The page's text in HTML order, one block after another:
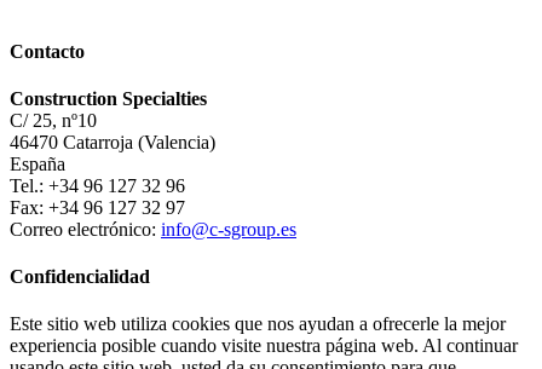
Contacto
Construction Specialties
C/ 25, nº10
46470 Catarroja (Valencia)
España
Tel.: +34 96 127 32 96
Fax: +34 96 127 32 97
Correo electrónico: info@c-sgroup.es
Confidencialidad
Este sitio web utiliza cookies que nos ayudan a ofrecerle la mejor
experiencia posible cuando visite nuestra página web. Al continuar